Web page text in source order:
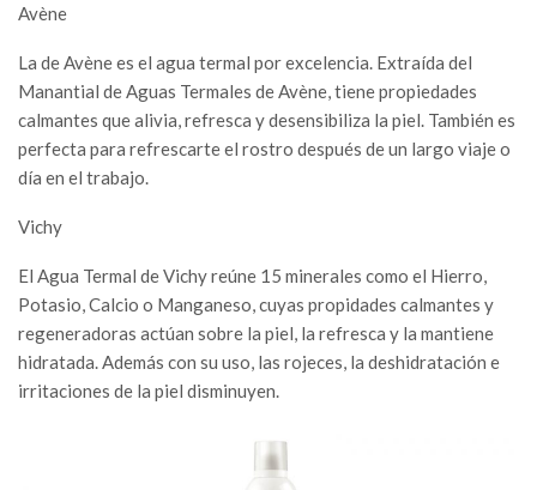
Avène
La de Avène es el agua termal por excelencia. Extraída del
Manantial de Aguas Termales de Avène, tiene propiedades
calmantes que alivia, refresca y desensibiliza la piel. También es
perfecta para refrescarte el rostro después de un largo viaje o
día en el trabajo.
Vichy
El Agua Termal de Vichy reúne 15 minerales como el Hierro,
Potasio, Calcio o Manganeso, cuyas propidades calmantes y
regeneradoras actúan sobre la piel, la refresca y la mantiene
hidratada. Además con su uso, las rojeces, la deshidratación e
irritaciones de la piel disminuyen.